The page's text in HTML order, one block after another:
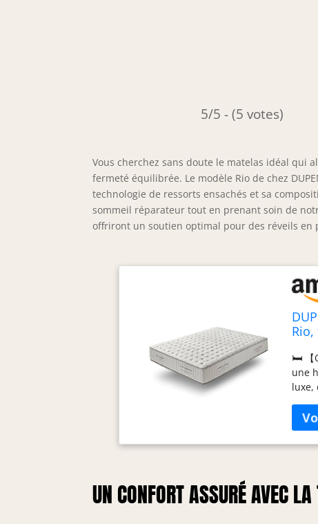
5/5 - (5 votes)
Vous cherchez sans doute le matelas idéal qui
fermeté équilibrée. Le modèle Rio de chez
technologie de ressorts ensachés et sa
sommeil réparateur tout en prenant soin de
offriront un soutien optimal pour des réveils en
🛏️ 【
une
luxe,
🏋️‍♀️【
【
UN CONFORT ASSURÉ AVEC